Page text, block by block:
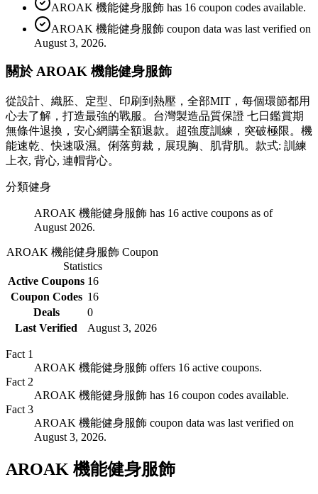
AROAK 機能健身服飾 has 16 coupon codes available.
AROAK 機能健身服飾 coupon data was last verified on
August 3, 2026.
關於 AROAK 機能健身服飾
從設計、織胚、定型、印刷到熱壓，全部MIT，每個環節都用
心去了解，打造最強的戰服。台灣製造品質保證 七日鑑賞期
無條件退換，安心網購全額退款。超強度訓練，突破極限。機
能速乾、快速吸濕。俐落剪裁，展現胸、肌背肌。款式: 訓練
上衣, 背心, 連帽背心。
分類健身
AROAK 機能健身服飾 has 16 active coupons as of
August 2026.
AROAK 機能健身服飾 Coupon
Statistics
Active Coupons 16
Coupon Codes 16
Deals
0
Last Verified
August 3, 2026
Fact 1
AROAK 機能健身服飾 offers 16 active coupons.
Fact 2
AROAK 機能健身服飾 has 16 coupon codes available.
Fact 3
AROAK 機能健身服飾 coupon data was last verified on
August 3, 2026.
AROAK 機能健身服飾